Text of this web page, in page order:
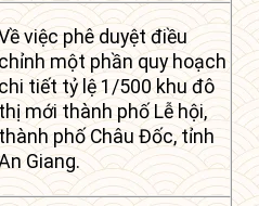
việc phê duyệt điều
chỉnh một phần quy hoạch
chi tiết tỷ lệ 1/500 khu đô
thị mới thành phố Lễ hội,
thành phố Châu Đốc, tỉnh
Giang.